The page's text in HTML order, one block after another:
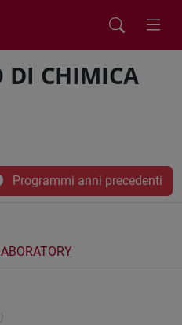
DI CHIMICA
Programmi anni precedenti